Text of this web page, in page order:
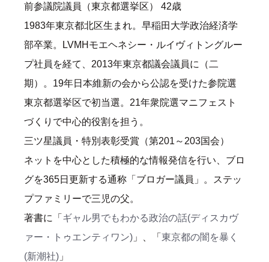
前参議院議員（東京都選挙区） 42歳
1983年東京都北区生まれ。早稲田大学政治経済学
部卒業。LVMHモエヘネシー・ルイヴィトングルー
プ社員を経て、2013年東京都議会議員に（二
期）。19年日本維新の会から公認を受けた参院選
東京都選挙区で初当選。21年衆院選マニフェスト
づくりで中心的役割を担う。
三ツ星議員・特別表彰受賞（第201～203国会）
ネットを中心とした積極的な情報発信を行い、ブロ
グを365日更新する通称「ブロガー議員」。ステッ
プファミリーで三児の父。
著書に「 ギャル男でもわかる政治の話(ディスカヴ
ァー・トゥエンティワン) 」、「 東京都の闇を暴く
(新潮社) 」